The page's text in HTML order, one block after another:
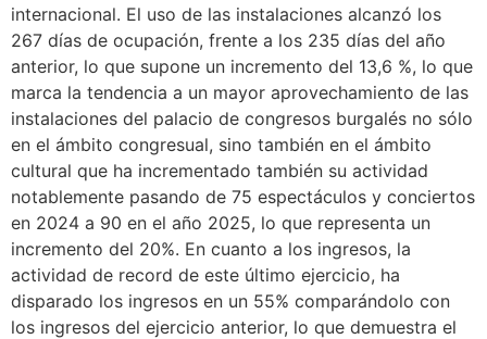
internacional. El uso de las instalaciones alcanzó los
267 días de ocupación, frente a los 235 días del año
anterior, lo que supone un incremento del 13,6 %, lo que
marca la tendencia a un mayor aprovechamiento de las
instalaciones del palacio de congresos burgalés no sólo
en el ámbito congresual, sino también en el ámbito
cultural que ha incrementado también su actividad
notablemente pasando de 75 espectáculos y conciertos
en 2024 a 90 en el año 2025, lo que representa un
incremento del 20%. En cuanto a los ingresos, la
actividad de record de este último ejercicio, ha
disparado los ingresos en un 55% comparándolo con
los ingresos del ejercicio anterior, lo que demuestra el